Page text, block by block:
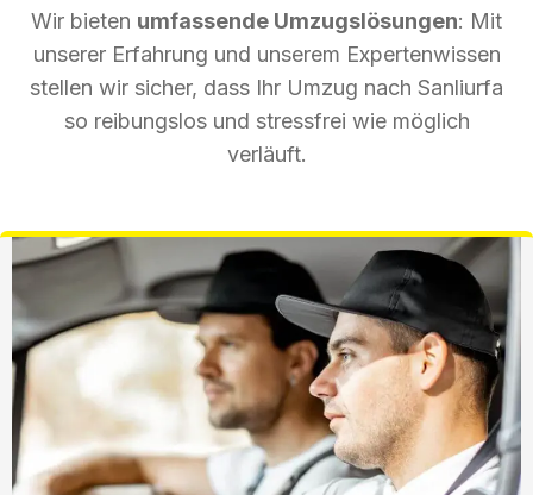
Wir bieten umfassende Umzugslösungen: Mit
unserer Erfahrung und unserem Expertenwissen
stellen wir sicher, dass Ihr Umzug nach Sanliurfa
so reibungslos und stressfrei wie möglich
verläuft.